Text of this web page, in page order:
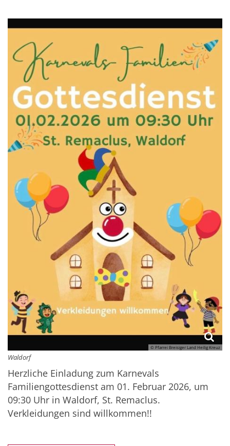
© Pfarrei Breisiger Land Heilig Kreuz
Waldorf
Herzliche Einladung zum Karnevals
Familiengottesdienst am 01. Februar 2026, um
09:30 Uhr in Waldorf, St. Remaclus.
Verkleidungen sind willkommen!!